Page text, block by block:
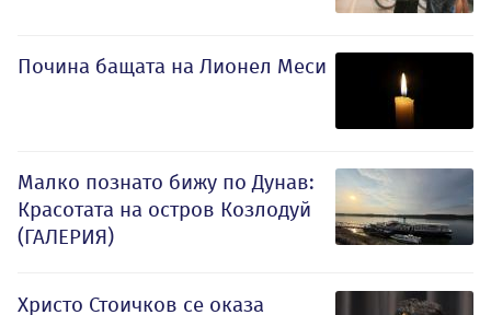
Почина бащата на Лионел Меси
Малко познато бижу по Дунав:
Красотата на остров Козлодуй
(ГАЛЕРИЯ)
Христо Стоичков се оказа